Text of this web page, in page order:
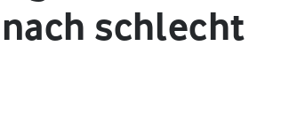
schlecht